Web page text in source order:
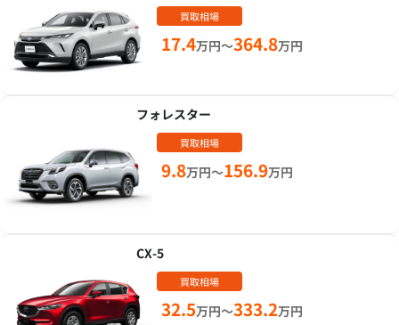
買取相場
17.4万円～364.8万円
フォレスター
買取相場
9.8万円～156.9万円
CX-5
買取相場
32.5万円～333.2万円